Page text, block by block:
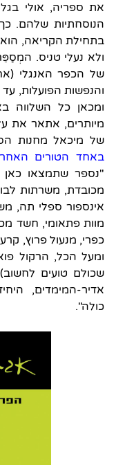
הנוסחתיות שלהם.
בתחילת הקריאה,
ולא נעלי טניס.
של הכפר האנגלי
והנפשות הפועלות,
ומכאן כל השלווה
מיותרים, אתאר את
של מיכאל מחנות
באחד הטורים
"נספר שתמצאו
מכובדת, משרתות
אינספור ספלי תה,
מוות פתאומי, חשד
כפרי, מנעול פרוץ,
ומעל הכל, הרקול
שכולם טועים
אדיר-המימדים,
כולה".